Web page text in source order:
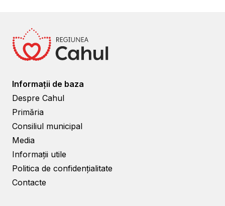
Informații de baza
Despre Cahul
Primăria
Consiliul municipal
Media
Informații utile
Politica de confidențialitate
Contacte